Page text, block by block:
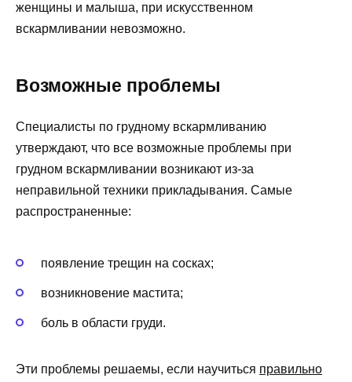
женщины и малыша, при искусственном
вскармливании невозможно.
Возможные проблемы
Специалисты по грудному вскармливанию
утверждают, что все возможные проблемы при
грудном вскармливании возникают из-за
неправильной техники прикладывания. Самые
распространенные:
появление трещин на сосках;
возникновение мастита;
боль в области груди.
Эти проблемы решаемы, если научиться правильно